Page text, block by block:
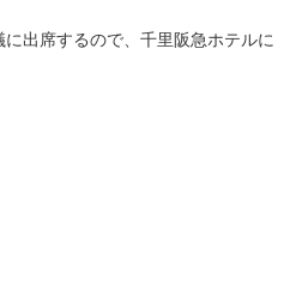
出席するので、千里阪急ホテルに